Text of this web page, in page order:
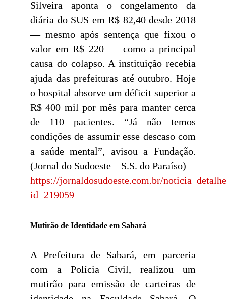
Silveira aponta o congelamento da
diária do SUS em R$ 82,40 desde 2018
— mesmo após sentença que fixou o
valor em R$ 220 — como a principal
causa do colapso. A instituição recebia
ajuda das prefeituras até outubro. Hoje
o hospital absorve um déficit superior a
R$ 400 mil por mês para manter cerca
de 110 pacientes. “Já não temos
condições de assumir esse descaso com
a saúde mental”, avisou a Fundação.
(Jornal do Sudoeste – S.S. do Paraíso)
https://jornaldosudoeste.com.br/
id=219059
Mutirão de Identidade em Sabará
A Prefeitura de Sabará, em parceria
com a Polícia Civil, realizou um
mutirão para emissão de carteiras de